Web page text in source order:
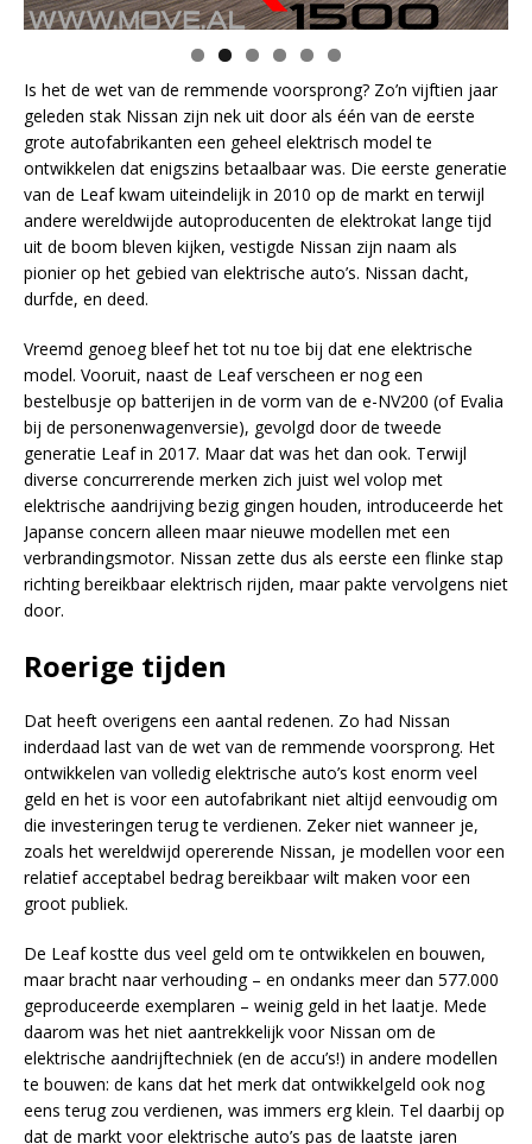
Klik op de foto voor meer informatie
Is het de wet van de remmende voorsprong? Zo’n vijftien jaar
geleden stak Nissan zijn nek uit door als één van de eerste
grote autofabrikanten een geheel elektrisch model te
ontwikkelen dat enigszins betaalbaar was. Die eerste generatie
van de Leaf kwam uiteindelijk in 2010 op de markt en terwijl
andere wereldwijde autoproducenten de elektrokat lange tijd
uit de boom bleven kijken, vestigde Nissan zijn naam als
pionier op het gebied van elektrische auto’s. Nissan dacht,
durfde, en deed.
Vreemd genoeg bleef het tot nu toe bij dat ene elektrische
model. Vooruit, naast de Leaf verscheen er nog een
bestelbusje op batterijen in de vorm van de e-NV200 (of Evalia
bij de personenwagenversie), gevolgd door de tweede
generatie Leaf in 2017. Maar dat was het dan ook. Terwijl
diverse concurrerende merken zich juist wel volop met
elektrische aandrijving bezig gingen houden, introduceerde het
Japanse concern alleen maar nieuwe modellen met een
verbrandingsmotor. Nissan zette dus als eerste een flinke stap
richting bereikbaar elektrisch rijden, maar pakte vervolgens niet
door.
Roerige tijden
Dat heeft overigens een aantal redenen. Zo had Nissan
inderdaad last van de wet van de remmende voorsprong. Het
ontwikkelen van volledig elektrische auto’s kost enorm veel
geld en het is voor een autofabrikant niet altijd eenvoudig om
die investeringen terug te verdienen. Zeker niet wanneer je,
zoals het wereldwijd opererende Nissan, je modellen voor een
relatief acceptabel bedrag bereikbaar wilt maken voor een
groot publiek.
De Leaf kostte dus veel geld om te ontwikkelen en bouwen,
maar bracht naar verhouding – en ondanks meer dan 577.000
geproduceerde exemplaren – weinig geld in het laatje. Mede
daarom was het niet aantrekkelijk voor Nissan om de
elektrische aandrijftechniek (en de accu’s!) in andere modellen
te bouwen: de kans dat het merk dat ontwikkelgeld ook nog
eens terug zou verdienen, was immers erg klein. Tel daarbij op
dat de markt voor elektrische auto’s pas de laatste jaren